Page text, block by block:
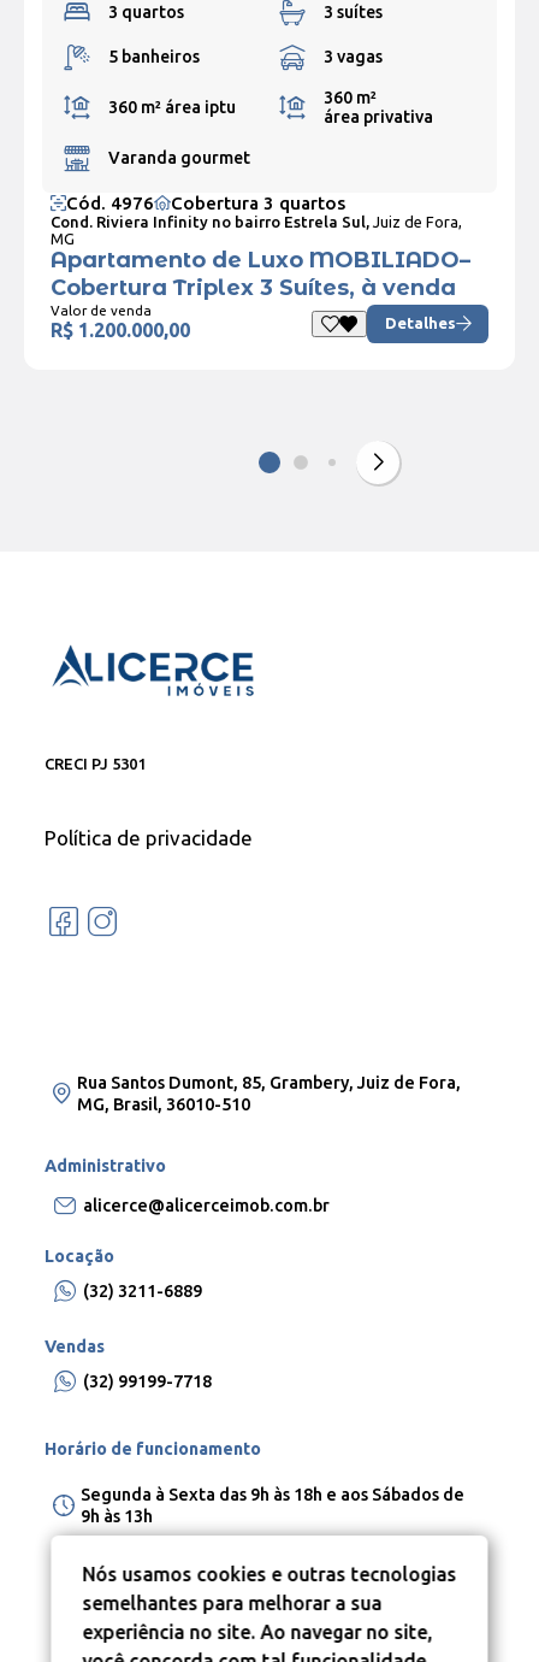
3 quartos 3 suítes
5 banheiros 3 vagas
360 m² área iptu
360 m²
área privativa
Varanda gourmet
Cód. 4976 Cobertura 3 quartos
Cond. Riviera Infinity no bairro Estrela Sul, Juiz de Fora,
MG
Apartamento de Luxo MOBILIADO–
Cobertura Triplex 3 Suítes, à venda
Valor de venda
R$ 1.200.000,00 Detalhes
CRECI PJ 5301
Política de privacidade
Rua Santos Dumont, 85, Grambery, Juiz de Fora,
MG, Brasil, 36010-510
Administrativo
alicerce@alicerceimob.com.br
Locação
(32) 3211-6889
Vendas
(32) 99199-7718
Horário de funcionamento
Segunda à Sexta das 9h às 18h e aos Sábados de
9h às 13h
Nós usamos cookies e outras tecnologias
semelhantes para melhorar a sua
experiência no site. Ao navegar no site,